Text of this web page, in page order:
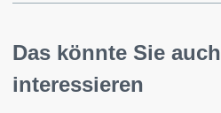
Das könnte Sie auch
interessieren